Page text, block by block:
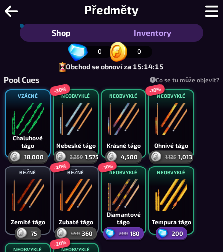
Předměty
9-ball Pool Online - Devítkový
Shop Inventory
0 0
Obchod se obnoví za 15:14:14
Pool Cues Co se tu může objevit?
VZÁCNÉ
Chaluhové
tágo
18,000
NEOBVYKLÉ
Nebeské tágo
2,250 1,575
-30%
NEOBVYKLÉ
Krásné tágo
4,500
NEOBVYKLÉ
Ohnivé tágo
1,125 1,013
-10%
BĚŽNÉ
Zemité tágo
75
BĚŽNÉ
Zubaté tágo
450 360
-20%
NEOBVYKLÉ
Diamantové
tágo
200 180
-10%
NEOBVYKLÉ
Tempura tágo
200
NEOBVYKLÉ NEOBVYKLÉ
-20%